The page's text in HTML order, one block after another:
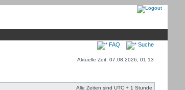
FAQ Suche
Aktuelle Zeit: 07.08.2026, 01:13
Alle Zeiten sind UTC + 1 Stunde